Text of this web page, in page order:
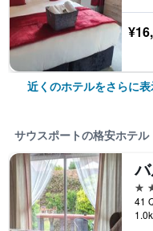
近くのホテルをさらに
サウスポートの格安ホテル
2つ